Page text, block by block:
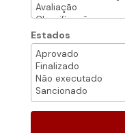
Estados